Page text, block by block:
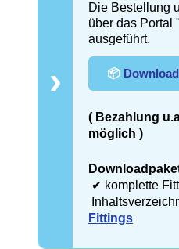
›
Die Bestellung
über das Portal
ausgeführt.
📦
( Bezahlung
möglich )
✔ komplette
Fittings